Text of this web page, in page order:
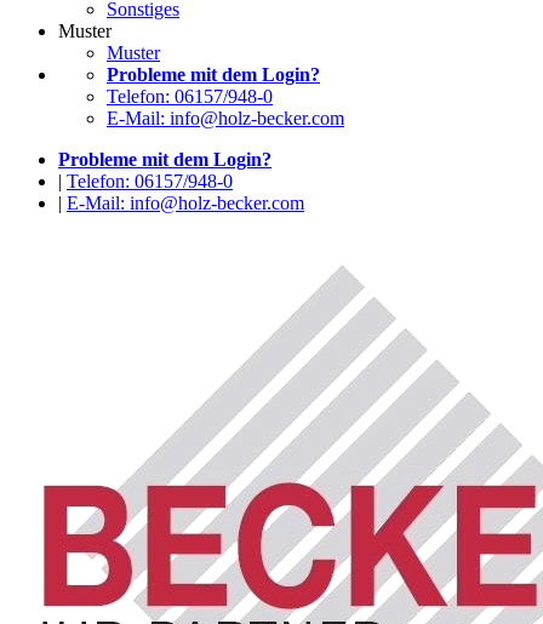
Sonstiges
Muster
Muster
Probleme mit dem Login?
Telefon: 06157/948-0
E-Mail: info@holz-becker.com
Probleme mit dem Login?
| Telefon: 06157/948-0
| E-Mail: info@holz-becker.com